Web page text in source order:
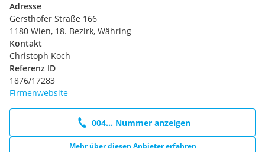
Adresse
Gersthofer Straße 166
1180 Wien, 18. Bezirk, Währing
Kontakt
Christoph Koch
Referenz ID
1876/17283
Firmenwebsite
004... Nummer anzeigen
Mehr über diesen Anbieter erfahren